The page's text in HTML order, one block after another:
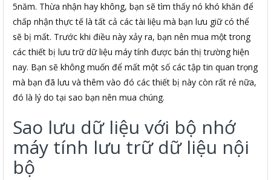
5năm. Thừa nhận hay không, bạn sẽ tìm thấy nó khó khăn để
chấp nhận thực tế là tất cả các tài liệu mà bạn lưu giữ có thể
sẽ bị mất. Trước khi điều này xảy ra, bạn nên mua một trong
các thiết bị lưu trữ dữ liệu máy tính được bán thị trường hiện
nay. Bạn sẽ không muốn để mất một số các tập tin quan trọng
mà bạn đã lưu và thêm vào đó các thiết bị này còn rất rẻ nữa,
đó là lý do tại sao bạn nên mua chúng.
Sao lưu dữ liệu với bộ nhớ
máy tính lưu trữ dữ liệu nội
bộ